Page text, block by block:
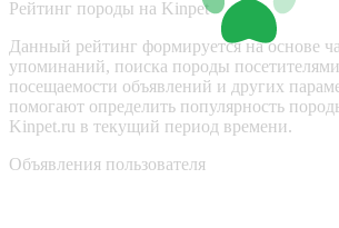
Рейтинг породы на Kinpet
Данный рейтинг формируется на основе
упоминаний, поиска породы
посещаемости объявлений и других
помогают определить популярность
Kinpet.ru в текущий период времени.
Объявления пользователя